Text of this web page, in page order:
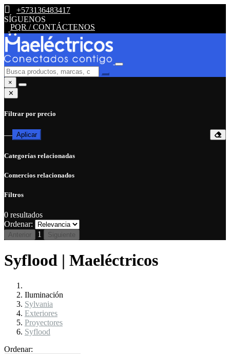
+573136483417
SÍGUENOS
PQR / CONTÁCTENOS
×
✕
Filtrar por precio
— Aplicar
Categorías relacionadas
Comercios relacionados
Filtros
0 resultados
Ordenar:
Anterior 1 Siguiente
Syflood | Maeléctricos
Iluminación
Sylvania
Exteriores
Proyectores
Syflood
Ordenar: